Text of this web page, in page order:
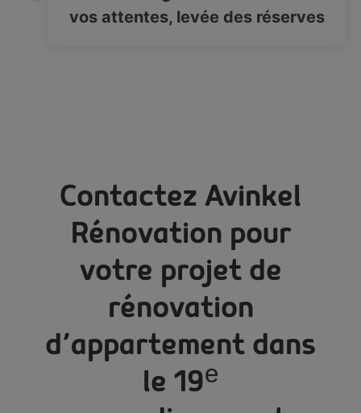
vos attentes, levée des réserves
Contactez Avinkel
Rénovation pour
votre projet de
rénovation
d’appartement dans
le 19ᵉ